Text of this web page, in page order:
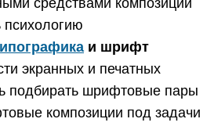
средствами композиции
и шрифт
экранных и печатных
шрифтовые пары
композиции под задачи